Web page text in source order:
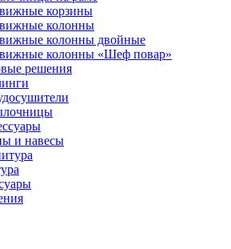
корзины
колонны
колонны двойные
колонны «Шеф повар»
решения
и навесы